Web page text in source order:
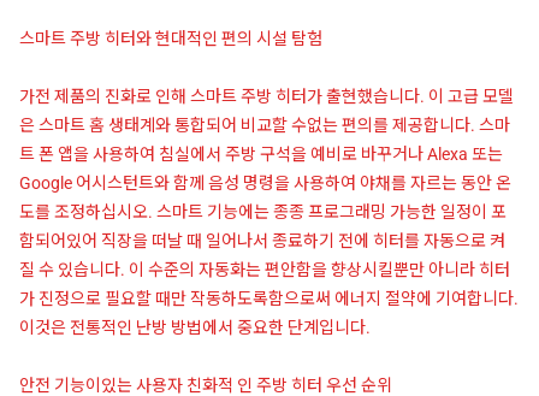
스마트 주방 히터와 현대적인 편의 시설 탐험
가전 제품의 진화로 인해 스마트 주방 히터가 출현했습니다. 이 고급 모델
은 스마트 홈 생태계와 통합되어 비교할 수없는 편의를 제공합니다. 스마
트 폰 앱을 사용하여 침실에서 주방 구석을 예비로 바꾸거나 Alexa 또는
Google 어시스턴트와 함께 음성 명령을 사용하여 야채를 자르는 동안 온
도를 조정하십시오. 스마트 기능에는 종종 프로그래밍 가능한 일정이 포
함되어있어 직장을 떠날 때 일어나서 종료하기 전에 히터를 자동으로 켜
질 수 있습니다. 이 수준의 자동화는 편안함을 향상시킬뿐만 아니라 히터
가 진정으로 필요할 때만 작동하도록함으로써 에너지 절약에 기여합니다.
이것은 전통적인 난방 방법에서 중요한 단계입니다.
안전 기능이있는 사용자 친화적 인 주방 히터 우선 순위